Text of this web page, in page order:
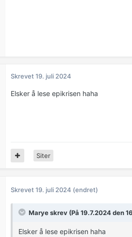
Skrevet19. juli 2024
Elsker å lese epikrisen haha
Siter
Skrevet19. juli 2024 (endret)
Marye skrev (På 19.7.2024 den
Elsker å lese epikrisen haha